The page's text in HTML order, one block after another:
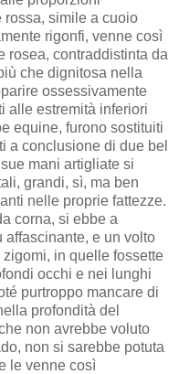
rossa, simile a cuoio
rigonfi, venne così
rosea, contraddistinta da
che dignitosa nella
ossessivamente
alle estremità inferiori
equine, furono sostituiti
a conclusione di due bel
mani artigliate si
grandi, sì, ma ben
nelle proprie fattezze.
corna, si ebbe a
e un volto
in quelle fossette
occhi e nei lunghi
purtroppo mancare di
profondità del
non avrebbe voluto
non si sarebbe potuta
le venne così